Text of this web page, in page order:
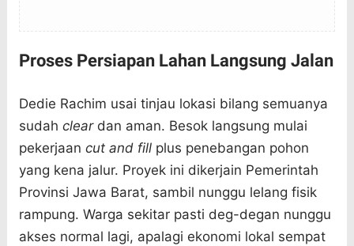
Proses Persiapan Lahan Langsung Jalan
Dedie Rachim usai tinjau lokasi bilang semuanya
sudah cleardan aman. Besok langsung mulai
pekerjaan cut and fillplus penebangan pohon
yang kena jalur. Proyek ini dikerjain Pemerintah
Provinsi Jawa Barat, sambil nunggu lelang fisik
rampung. Warga sekitar pasti deg-degan nunggu
akses normal lagi, apalagi ekonomi lokal sempat